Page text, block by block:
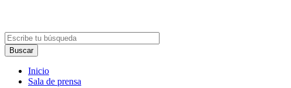
Inicio
Sala de prensa